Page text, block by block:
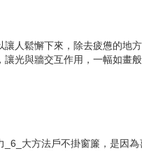
人鬆懈下來，除去疲憊的地
光與牆交互作用，一幅如畫
大方法戶不掛窗簾，是因